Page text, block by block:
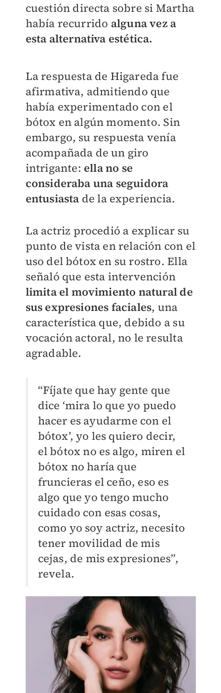
cuestión directa sobre si Martha
había recurrido alguna vez a
esta alternativa estética.
La respuesta de Higareda fue
afirmativa, admitiendo que
había experimentado con el
bótox en algún momento. Sin
embargo, su respuesta venía
acompañada de un giro
intrigante: ella no se
consideraba una seguidora
entusiasta de la experiencia.
La actriz procedió a explicar su
punto de vista en relación con el
uso del bótox en su rostro. Ella
señaló que esta intervención
limita el movimiento natural de
sus expresiones faciales, una
característica que, debido a su
vocación actoral, no le resulta
agradable.
“Fíjate que hay gente que
dice ‘mira lo que yo puedo
hacer es ayudarme con el
bótox’, yo les quiero decir,
el bótox no es algo, miren el
bótox no haría que
fruncieras el ceño, eso es
algo que yo tengo mucho
cuidado con esas cosas,
como yo soy actriz, necesito
tener movilidad de mis
cejas, de mis expresiones”,
revela.